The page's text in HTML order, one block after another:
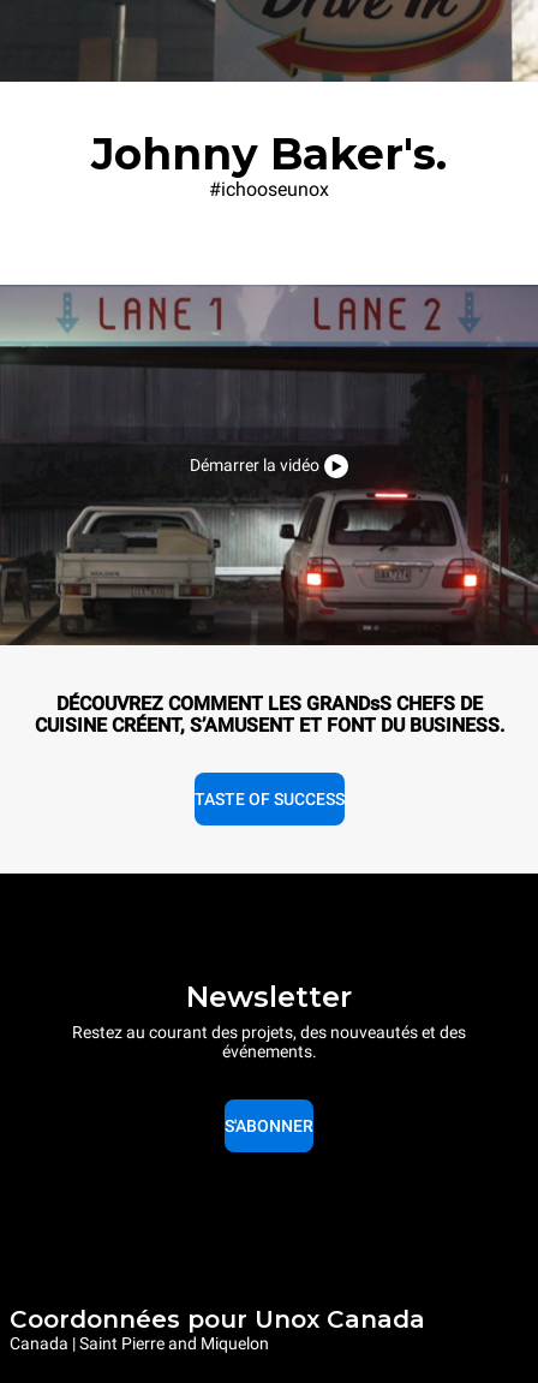
Johnny Baker's.
#ichooseunox
Démarrer la vidéo
DÉCOUVREZ COMMENT LES GRANDsS CHEFS DE
CUISINE CRÉENT, S’AMUSENT ET FONT DU BUSINESS.
TASTE OF SUCCESS
Newsletter
Restez au courant des projets, des nouveautés et des
événements.
S'ABONNER
Coordonnées pour Unox Canada
Canada | Saint Pierre and Miquelon